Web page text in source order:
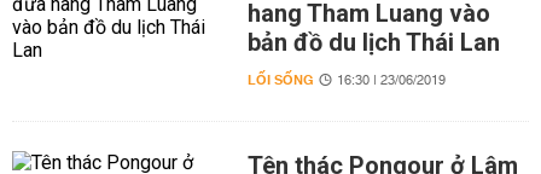
hang Tham Luang vào
bản đồ du lịch Thái Lan
LỐI SỐNG 16:30 | 23/06/2019
Tên thác Pongour ở Lâm